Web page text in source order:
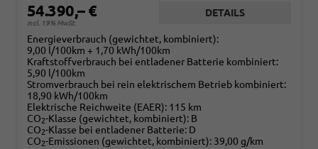
54.390,– €
incl. 19% MwSt.
DETAILS
Energieverbrauch (gewichtet, kombiniert):
9,00 l/100km + 1,70 kWh/100km
Kraftstoffverbrauch bei entladener Batterie kombiniert:
5,90 l/100km
Stromverbrauch bei rein elektrischem Betrieb kombiniert:
18,90 kWh/100km
Elektrische Reichweite (EAER): 115 km
CO2-Klasse (gewichtet, kombiniert): B
CO2-Klasse bei entladener Batterie: D
CO2-Emissionen (gewichtet, kombiniert): 39,00 g/km